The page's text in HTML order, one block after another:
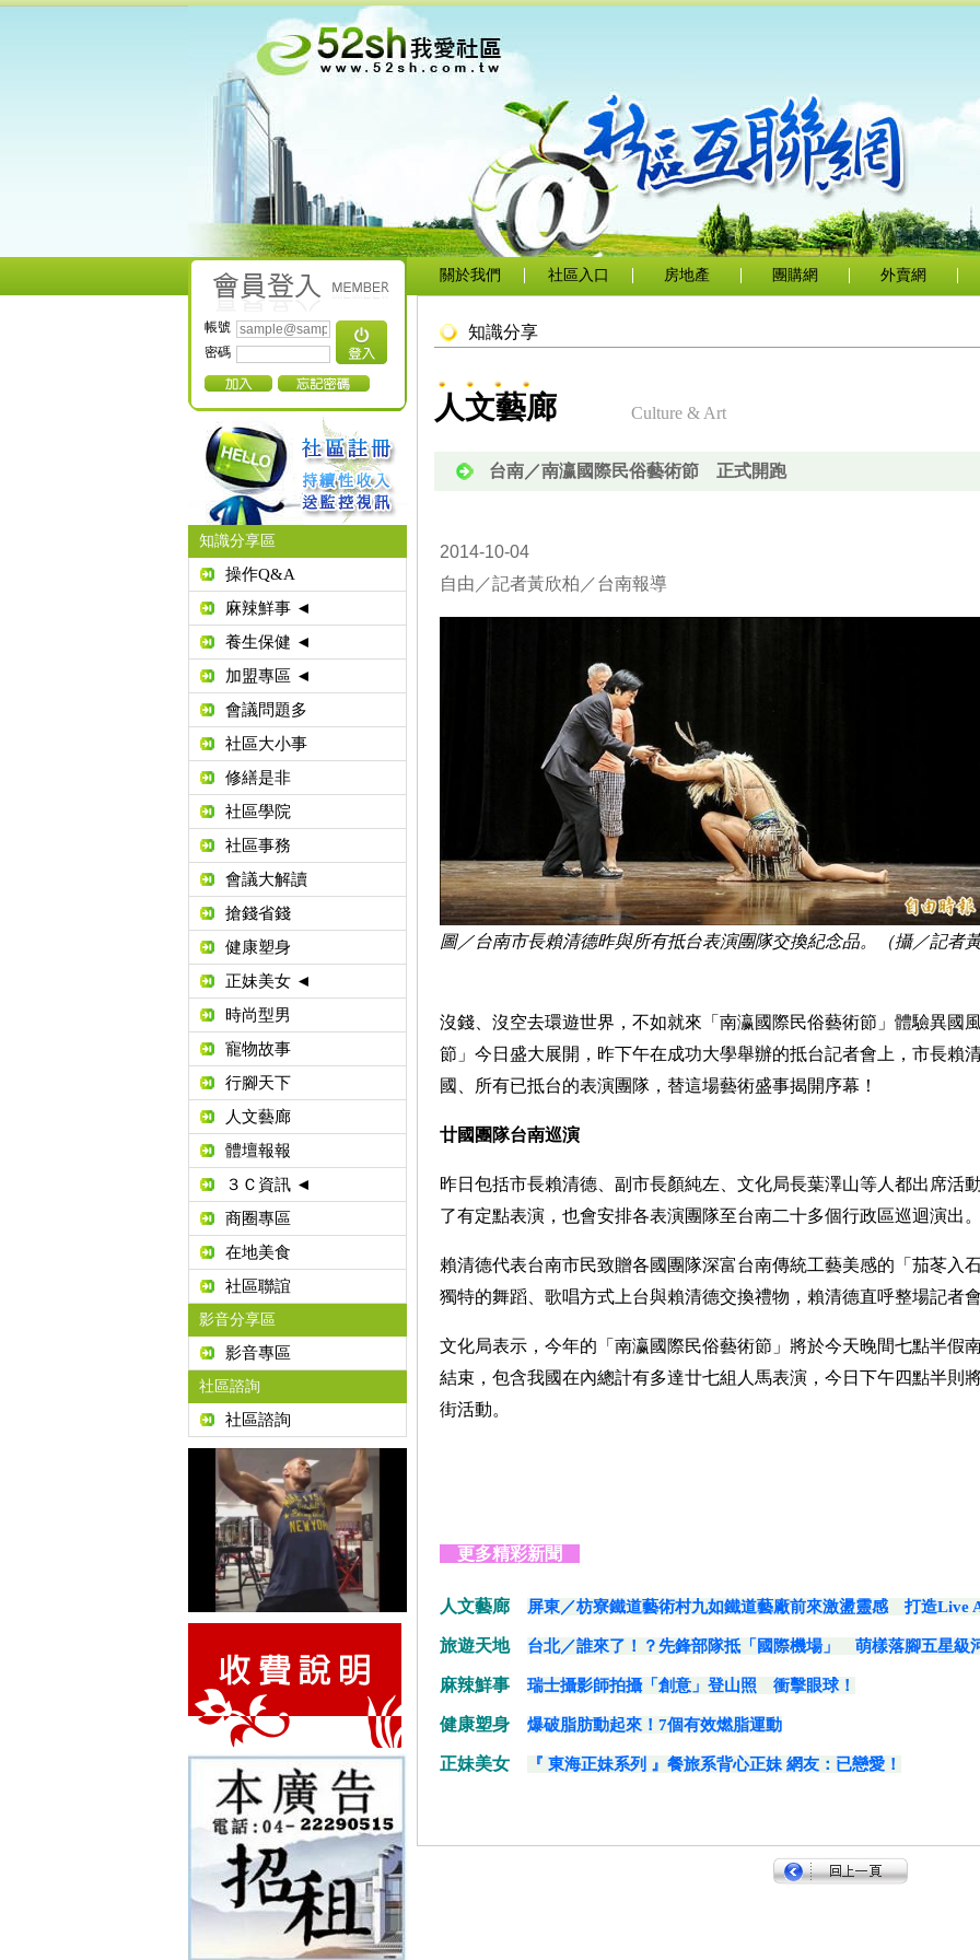
帳號
密碼
知識分享區
操作Q&A
麻辣鮮事 ◄
養生保健 ◄
加盟專區 ◄
會議問題多
社區大小事
修繕是非
社區學院
社區事務
會議大解讀
搶錢省錢
健康塑身
正妹美女 ◄
時尚型男
寵物故事
行腳天下
人文藝廊
體壇報報
３Ｃ資訊 ◄
商圈專區
在地美食
社區聯誼
影音分享區
影音專區
社區諮詢
社區諮詢
關於我們 社區入口 房地產 團購網 外賣網
知識分享
人文藝廊 Culture & Art
台南／南瀛國際民俗藝術節 正式開跑
2014-10-04
自由／記者黃欣柏／台南報導
圖／台南市長賴清德昨與所有抵台表演團隊交換紀念品。（攝／記者
沒錢、沒空去環遊世界，不如就來「南瀛國際民俗藝術節」體驗異國
節」今日盛大展開，昨下午在成功大學舉辦的抵台記者會上，市長賴
國、所有已抵台的表演團隊，替這場藝術盛事揭開序幕！
廿國團隊台南巡演
昨日包括市長賴清德、副市長顏純左、文化局長葉澤山等人都出席活
了有定點表演，也會安排各表演團隊至台南二十多個行政區巡迴演出
賴清德代表台南市民致贈各國團隊深富台南傳統工藝美感的「茄苳入
獨特的舞蹈、歌唱方式上台與賴清德交換禮物，賴清德直呼整場記者
文化局表示，今年的「南瀛國際民俗藝術節」將於今天晚間七點半假
結束，包含我國在內總計有多達廿七組人馬表演，今日下午四點半則
街活動。
更多精彩新聞
人文藝廊 屏東／枋寮鐵道藝術村九如鐵道藝廠前來激盪靈感 打造Live
旅遊天地 台北／誰來了！？先鋒部隊抵「國際機場」 萌樣落腳五星級
麻辣鮮事 瑞士攝影師拍攝「創意」登山照 衝擊眼球！
健康塑身 爆破脂肪動起來！7個有效燃脂運動
正妹美女 『 東海正妹系列 』餐旅系背心正妹 網友：已戀愛！